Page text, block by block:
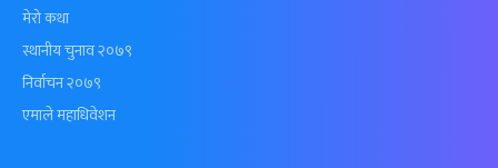
मेरो कथा
स्थानीय चुनाव २०७९
निर्वाचन २०७९
एमाले महाधिवेशन